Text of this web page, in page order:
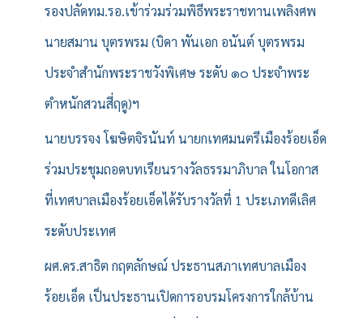
รองปลัดทม.รอ.เข้าร่วมร่วมพิธีพระราชทานเพลิงศพ
นายสมาน บุตรพรม (บิดา พันเอก อนันต์ บุตรพรม
ประจำสำนักพระราชวังพิเศษ ระดับ ๑๐ ประจำพระ
ตำหนักสวนสี่ฤดู)ฯ
นายบรรจง โฆษิตจิรนันท์ นายกเทศมนตรีเมืองร้อยเอ็ด
ร่วมประชุมถอดบทเรียนรางวัลธรรมาภิบาล ในโอกาส
ที่เทศบาลเมืองร้อยเอ็ดได้รับรางวัลที่ 1 ประเภทดีเลิศ
ระดับประเทศ
ผศ.ดร.สาธิต กฤตลักษณ์ ประธานสภาเทศบาลเมือง
ร้อยเอ็ด เป็นประธานเปิดการอบรมโครงการใกล้บ้าน